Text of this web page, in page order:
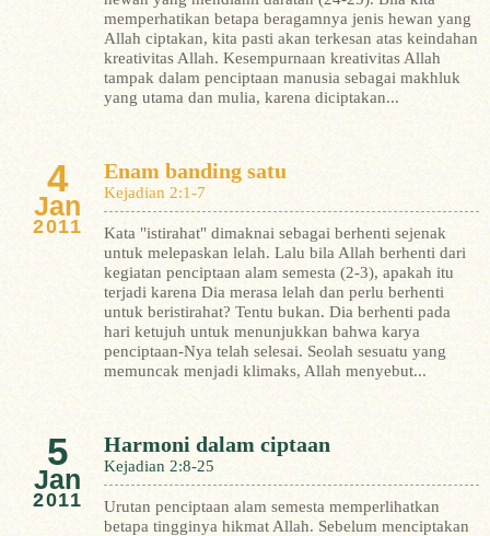
memperhatikan betapa beragamnya jenis hewan yang
Allah ciptakan, kita pasti akan terkesan atas keindahan
kreativitas Allah. Kesempurnaan kreativitas Allah
tampak dalam penciptaan manusia sebagai makhluk
yang utama dan mulia, karena diciptakan...
4
Jan
2011
Enam banding satu
Kejadian 2:1-7
Kata "istirahat" dimaknai sebagai berhenti sejenak
untuk melepaskan lelah. Lalu bila Allah berhenti dari
kegiatan penciptaan alam semesta (2-3), apakah itu
terjadi karena Dia merasa lelah dan perlu berhenti
untuk beristirahat? Tentu bukan. Dia berhenti pada
hari ketujuh untuk menunjukkan bahwa karya
penciptaan-Nya telah selesai. Seolah sesuatu yang
memuncak menjadi klimaks, Allah menyebut...
5
Jan
2011
Harmoni dalam ciptaan
Kejadian 2:8-25
Urutan penciptaan alam semesta memperlihatkan
betapa tingginya hikmat Allah. Sebelum menciptakan